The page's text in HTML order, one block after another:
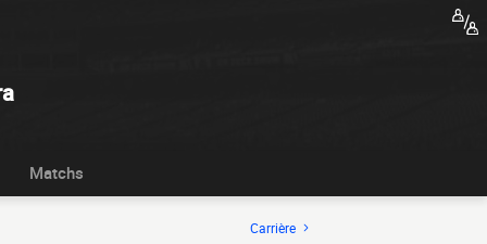
Matchs
Carrière